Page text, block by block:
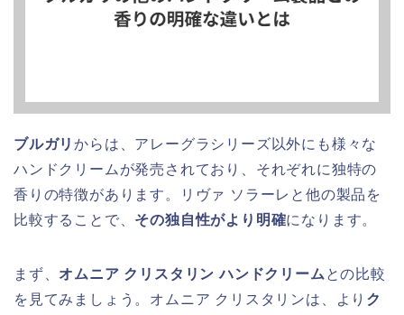
ブルガリからは、アレーグラシリーズ以外にも様々な
ハンドクリームが発売されており、それぞれに独特の
香りの特徴があります。リヴァ ソラーレと他の製品を
比較することで、 その独自性がより明確になります。
まず、 オムニア クリスタリン ハンドクリーム との比較
を見てみましょう。オムニア クリスタリンは、より ク